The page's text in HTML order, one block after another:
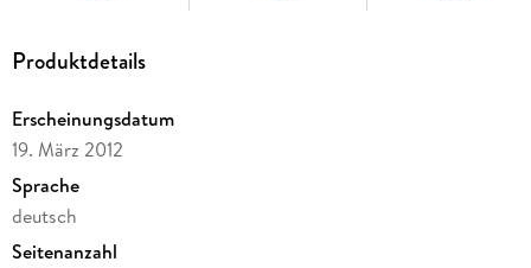
Produktdetails
Erscheinungsdatum
19. März 2012
Sprache
deutsch
Seitenanzahl